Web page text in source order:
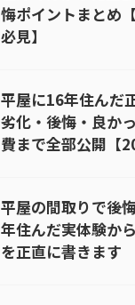
悔ポイントまとめ
必見】
平屋に16年住んだ
劣化・後悔・良か
費まで全部公開【
平屋の間取りで後
年住んだ実体験か
を正直に書きます